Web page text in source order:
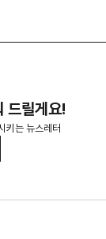
드릴게요!
는 뉴스레터